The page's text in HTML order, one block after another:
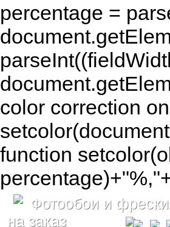
percentage =
color correction
function
Фотообои и фрески
на заказ